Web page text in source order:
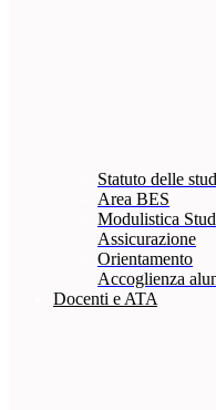
Statuto delle
Area BES
Modulistica
Assicurazione
Orientamento
Accoglienza
Docenti e ATA